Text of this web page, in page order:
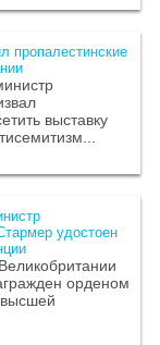
пропалестинские
выставку
удостоен
орденом
высшей